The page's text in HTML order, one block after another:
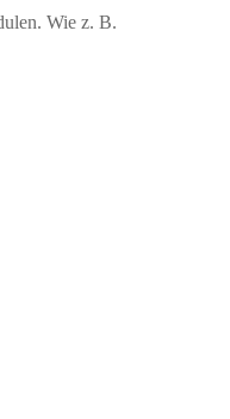
Wie z. B.